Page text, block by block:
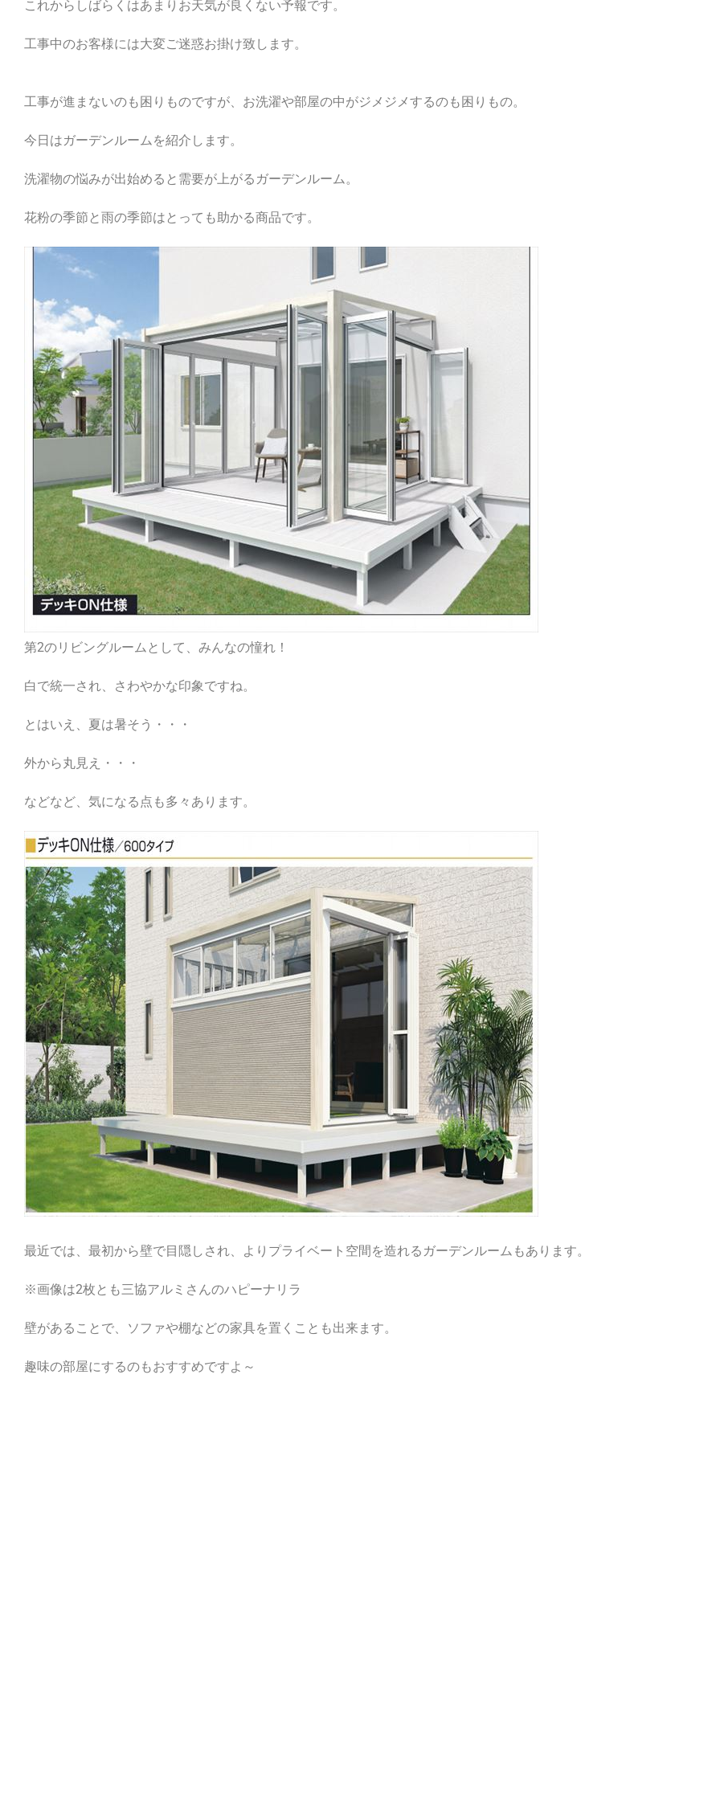
これからしばらくはあまりお天気が良くない予報です。
工事中のお客様には大変ご迷惑お掛け致します。
工事が進まないのも困りものですが、お洗濯や部屋の中がジメジメするのも困りもの。
今日はガーデンルームを紹介します。
洗濯物の悩みが出始めると需要が上がるガーデンルーム。
花粉の季節と雨の季節はとっても助かる商品です。
第2のリビングルームとして、みんなの憧れ！
白で統一され、さわやかな印象ですね。
とはいえ、夏は暑そう・・・
外から丸見え・・・
などなど、気になる点も多々あります。
最近では、最初から壁で目隠しされ、よりプライベート空間を造れるガーデンルームもあります。
※画像は2枚とも三協アルミさんのハピーナリラ
壁があることで、ソファや棚などの家具を置くことも出来ます。
趣味の部屋にするのもおすすめですよ～